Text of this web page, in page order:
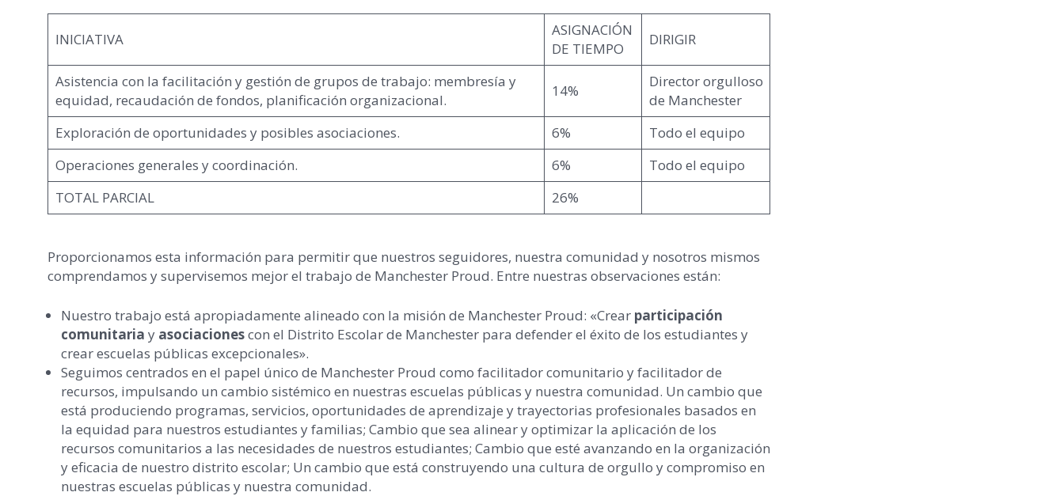
INICIATIVA
ASIGNACIÓN
DE TIEMPO
DIRIGIR
Asistencia con la facilitación y gestión de grupos de trabajo: membresía y
equidad, recaudación de fondos, planificación organizacional.
14%
Director orgulloso
de Manchester
Exploración de oportunidades y posibles asociaciones.
6%
Todo el equipo
Operaciones generales y coordinación.
6%
Todo el equipo
TOTAL PARCIAL
26%
Proporcionamos esta información para permitir que nuestros seguidores, nuestra comunidad y nosotros mismos
comprendamos y supervisemos mejor el trabajo de Manchester Proud. Entre nuestras observaciones están:
Nuestro trabajo está apropiadamente alineado con la misión de Manchester Proud: «Crear participación
comunitaria y asociacionescon el Distrito Escolar de Manchester para defender el éxito de los estudiantes y
crear escuelas públicas excepcionales».
Seguimos centrados en el papel único de Manchester Proud como facilitador comunitario y facilitador de
recursos, impulsando un cambio sistémico en nuestras escuelas públicas y nuestra comunidad. Un cambio que
está produciendo programas, servicios, oportunidades de aprendizaje y trayectorias profesionales basados ​​en
la equidad para nuestros estudiantes y familias; Cambio que sea alinear y optimizar la aplicación de los
recursos comunitarios a las necesidades de nuestros estudiantes; Cambio que esté avanzando en la organización
y eficacia de nuestro distrito escolar; Un cambio que está construyendo una cultura de orgullo y compromiso en
nuestras escuelas públicas y nuestra comunidad.